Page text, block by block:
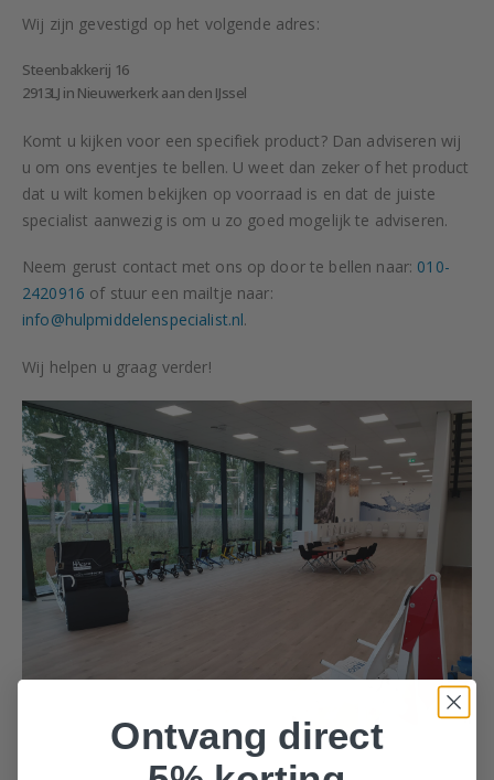
Wij zijn gevestigd op het volgende adres:
Steenbakkerij 16
2913LJ in Nieuwerkerk aan den IJssel
Komt u kijken voor een specifiek product? Dan adviseren wij
u om ons eventjes te bellen. U weet dan zeker of het product
dat u wilt komen bekijken op voorraad is en dat de juiste
specialist aanwezig is om u zo goed mogelijk te adviseren.
Neem gerust contact met ons op door te bellen naar: 010-
2420916 of stuur een mailtje naar:
info@hulpmiddelenspecialist.nl.
Wij helpen u graag verder!
Ontvang direct